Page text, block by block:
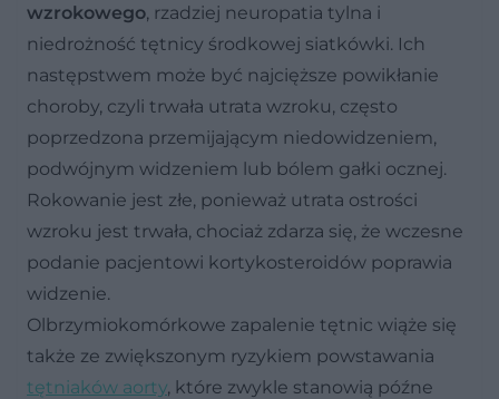
wzrokowego, rzadziej neuropatia tylna i
niedrożność tętnicy środkowej siatkówki. Ich
następstwem może być najcięższe powikłanie
choroby, czyli trwała utrata wzroku, często
poprzedzona przemijającym niedowidzeniem,
podwójnym widzeniem lub bólem gałki ocznej.
Rokowanie jest złe, ponieważ utrata ostrości
wzroku jest trwała, chociaż zdarza się, że wczesne
podanie pacjentowi kortykosteroidów poprawia
widzenie.
Olbrzymiokomórkowe zapalenie tętnic wiąże się
także ze zwiększonym ryzykiem powstawania
tętniaków aorty, które zwykle stanowią późne